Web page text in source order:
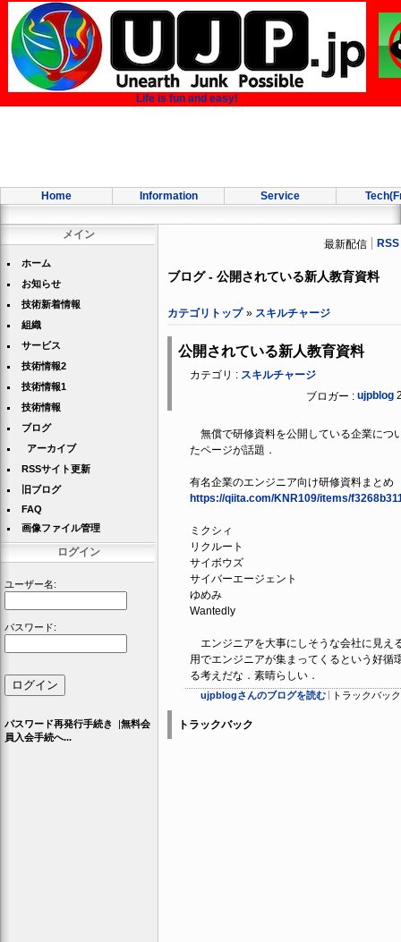
Life is fun and easy!
Home Information Service
メイン
ホーム
お知らせ
技術新着情報
組織
サービス
技術情報2
技術情報1
技術情報
ブログ
アーカイブ
RSSサイト更新
旧ブログ
FAQ
画像ファイル管理
ログイン
ユーザー名:
パスワード:
パスワード再発行手続き |無料会
員入会手続へ...
最新配信 RSS
ブログ - 公開されている新人教育資料
カテゴリトップ » スキルチャージ
公開されている新人教育資料
カテゴリ : スキルチャージ
ブロガー : ujpblog
無償で研修資料を公開している企業につ
たページが話題．
有名企業のエンジニア向け研修資料まとめ
https://qiita.com/KNR109/items/
ミクシィ
リクルート
サイボウズ
サイバーエージェント
ゆめみ
Wantedly
エンジニアを大事にしそうな会社に見え
用でエンジニアが集まってくるという好循
る考えだな．素晴らしい．
ujpblogさんのブログを読む トラックバッ
トラックバック